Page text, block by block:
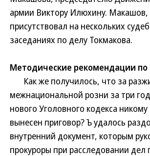
армии Виктору Илюхину. Макашов,
присутствовал на нескольких
заседаниях по делу Токмакова.
Методические рекомендации по
Как же получилось, что за
межнациональной розни за три
нового Уголовного кодекса никому
вынесен приговор? Ъ удалось
внутренний документ, которым
прокуроры при расследовании дел